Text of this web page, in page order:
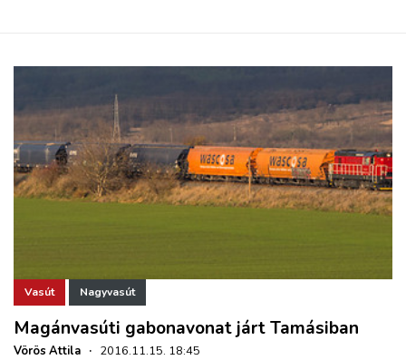
Vasút Nagyvasút
Magánvasúti gabonavonat járt Tamásiban
Vörös Attila · 2016.11.15. 18:45